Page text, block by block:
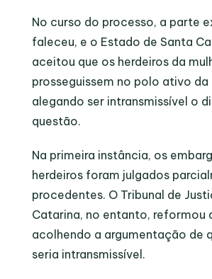
No curso do processo, a parte
faleceu, e o Estado de Santa
aceitou que os herdeiros da
prosseguissem no polo ativo
alegando ser intransmissível o
questão.
Na primeira instância, os
herdeiros foram julgados
procedentes. O Tribunal de
Catarina, no entanto, reformou
acolhendo a argumentação de
seria intransmissível.